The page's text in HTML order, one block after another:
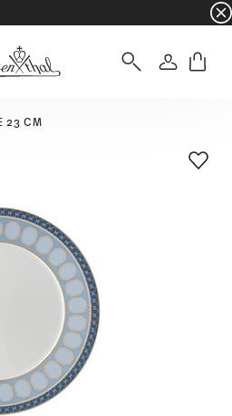
encore plus
23 CM
Liste